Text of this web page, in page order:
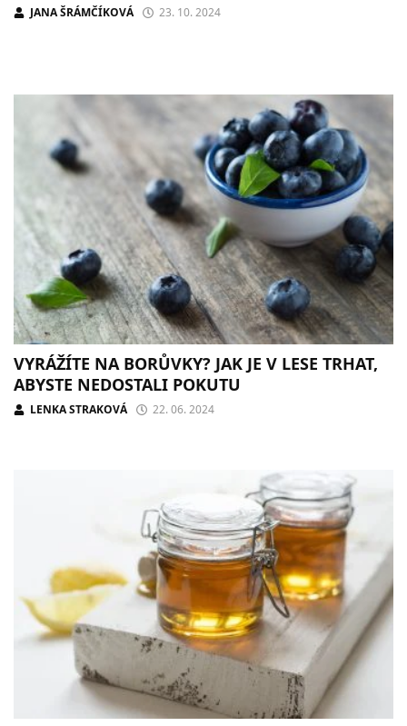
JANA ŠRÁMČÍKOVÁ 23. 10. 2024
VYRÁŽÍTE NA BORŮVKY? JAK JE V LESE TRHAT,
ABYSTE NEDOSTALI POKUTU
LENKA STRAKOVÁ 22. 06. 2024